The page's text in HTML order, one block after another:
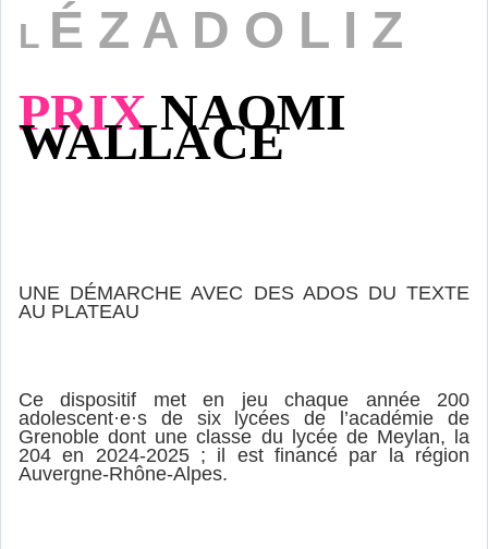
L É Z A D O L I Z
PRIXNAOMI
WALLACE
UNE DÉMARCHE AVEC DES ADOS DU TEXTE
AU PLATEAU
Ce dispositif met en jeu chaque année 200
adolescent·e·s de six lycées de l’académie de
Grenoble dont une classe du lycée de Meylan, la
204 en 2024-2025 ; il est financé par la région
Auvergne-Rhône-Alpes.